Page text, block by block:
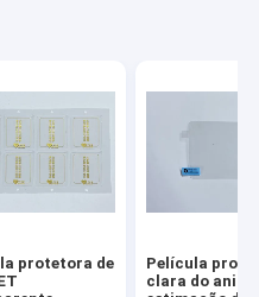
protetora de
Película
clara do